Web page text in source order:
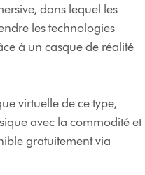
dans lequel les
les technologies
à un casque de réalité
virtuelle de ce type,
avec la commodité et
gratuitement via